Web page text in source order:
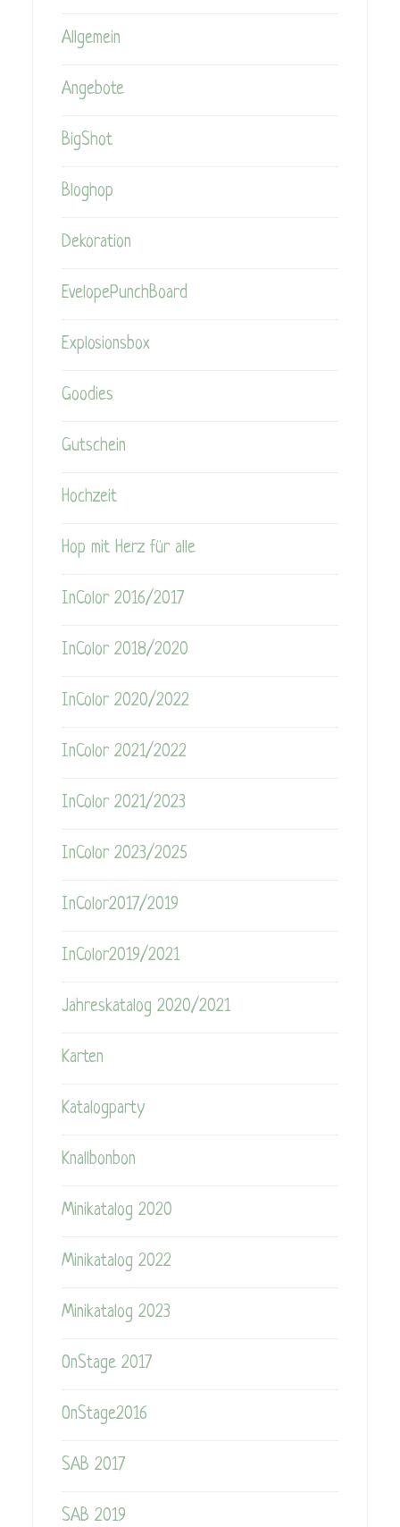
Allgemein
Angebote
BigShot
Bloghop
Dekoration
EvelopePunchBoard
Explosionsbox
Goodies
Gutschein
Hochzeit
Hop mit Herz für alle
InColor 2016/2017
InColor 2018/2020
InColor 2020/2022
InColor 2021/2022
InColor 2021/2023
InColor 2023/2025
InColor2017/2019
InColor2019/2021
Jahreskatalog 2020/2021
Karten
Katalogparty
Knallbonbon
Minikatalog 2020
Minikatalog 2022
Minikatalog 2023
OnStage 2017
OnStage2016
SAB 2017
SAB 2019